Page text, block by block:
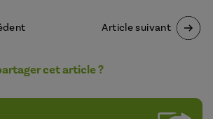
Article suivant
cet article ?